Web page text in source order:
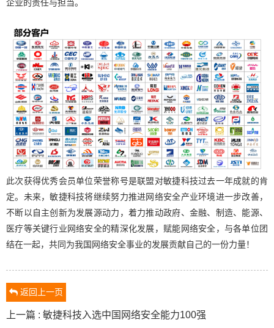
此次获得优秀会员单位荣誉称号是联盟对敏捷科技过去一年成就的肯
定。 未来，敏捷科技将继续努力推进网络安全产业环境进一步改善，
不断以自主创新为发展源动力，着力推动政府、金融、制造、能源、
医疗等关键行业网络安全的精深化发展，赋能网络安全，与各单位团
结在一起，共同为我国网络安全事业的发展贡献自己的一份力量！
返回上一页
上一篇 : 敏捷科技入选中国网络安全能力100强